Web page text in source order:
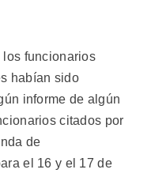
los funcionarios
habían sido
informe de algún
citados por
de
el 16 y el 17 de